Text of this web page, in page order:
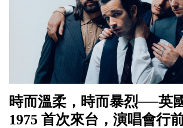
時而溫柔，時而暴烈──英
1975 首次來台，演唱會行